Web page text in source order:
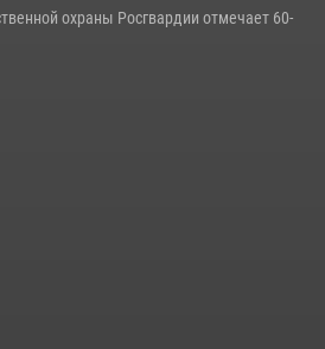
охраны Росгвардии отмечает 60-